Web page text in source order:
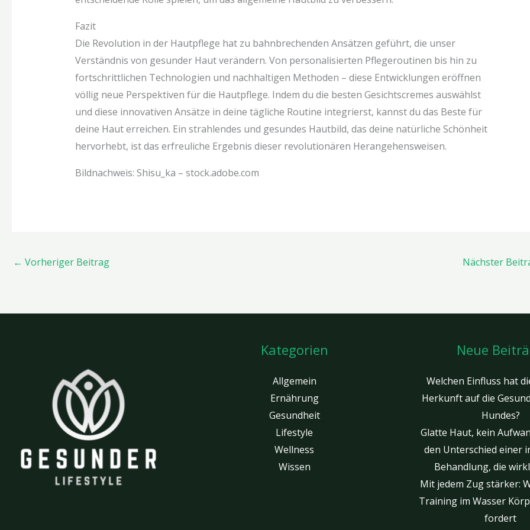
Fazit
Die Revolution in der Hautpflege hat zu bahnbrechenden Ansätzen geführt, die unser
Verständnis von gesunder Haut verändern. Von personalisierten Pflegeroutinen bis hin zu
fortschrittlichen Technologien und nachhaltigen Methoden – diese Entwicklungen eröffnen
völlig neue Perspektiven für die Hautpflege. Indem du die besten Gesichtscremes auswählst
und diese innovativen Ansätze in deine tägliche Routine integrierst, kannst du das Beste für
deine Haut erreichen. Ein strahlendes und gesundes Hautbild, das deine natürliche Schönheit
hervorhebt, ist das erfreuliche Ergebnis dieser revolutionären Herangehensweisen.
Bildnachweis: Shisu_ka – stock.adobe.com
← Vorheriger Beitrag Nächster
Kategorien
Allgemein
Ernährung
Gesundheit
Lifestyle
Wellness
Wissen
Neue
Welchen Einfluss hat
Herkunft auf die
Hundes?
Glatte Haut, kein
den Unterschied einer
Behandlung, die
Mit jedem Zug stärker:
Training im Wasser
fordert